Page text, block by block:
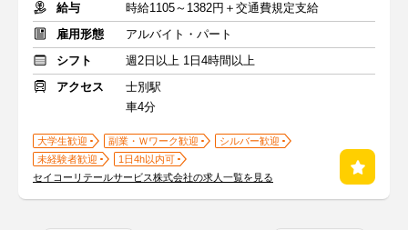
給与
時給1105～1382円＋交通費規定支給
雇用形態
アルバイト・パート
シフト
週2日以上 1日4時間以上
アクセス
士別駅
車4分
大学生歓迎 副業・Ｗワーク歓迎
シルバー歓迎
未経験者歓迎
1日4h以内可
セイコーリテールサービス株式会社の求人一覧を見る